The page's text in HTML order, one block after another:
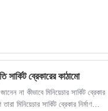
ব্রেকারের কাঠামো
না কীভাবে মিনিয়েচার সার্কিট ব্রেকার
মিনিয়েচার সার্কিট ব্রেকার নির্মাণ